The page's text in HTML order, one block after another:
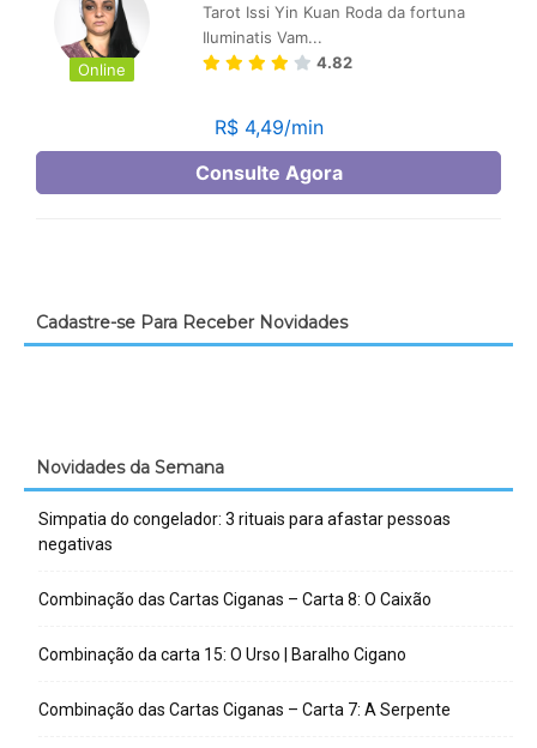
Cadastre-se Para Receber Novidades
Novidades da Semana
Simpatia do congelador: 3 rituais para afastar pessoas
negativas
Combinação das Cartas Ciganas – Carta 8: O Caixão
Combinação da carta 15: O Urso | Baralho Cigano
Combinação das Cartas Ciganas – Carta 7: A Serpente